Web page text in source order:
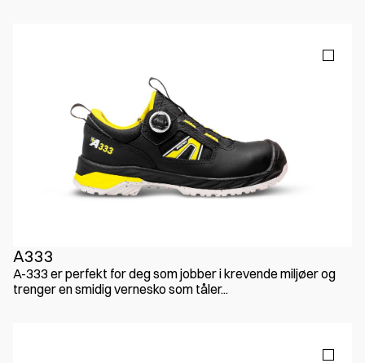
A333
A-333 er perfekt for deg som jobber i krevende miljøer og
trenger en smidig vernesko som tåler...